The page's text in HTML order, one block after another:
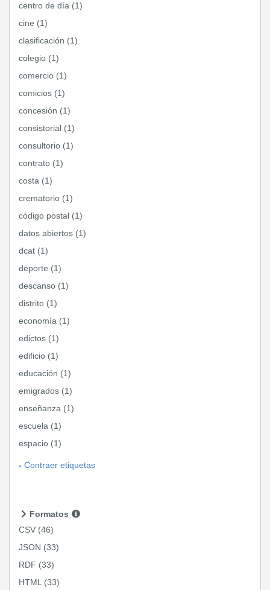
centro de día (1)
cine (1)
clasificación (1)
colegio (1)
comercio (1)
comicios (1)
concesión (1)
consistorial (1)
consultorio (1)
contrato (1)
costa (1)
crematorio (1)
código postal (1)
datos abiertos (1)
dcat (1)
deporte (1)
descanso (1)
distrito (1)
economía (1)
edictos (1)
edificio (1)
educación (1)
emigrados (1)
enseñanza (1)
escuela (1)
espacio (1)
Contraer etiquetas
Formatos
CSV (46)
JSON (33)
RDF (33)
HTML (33)